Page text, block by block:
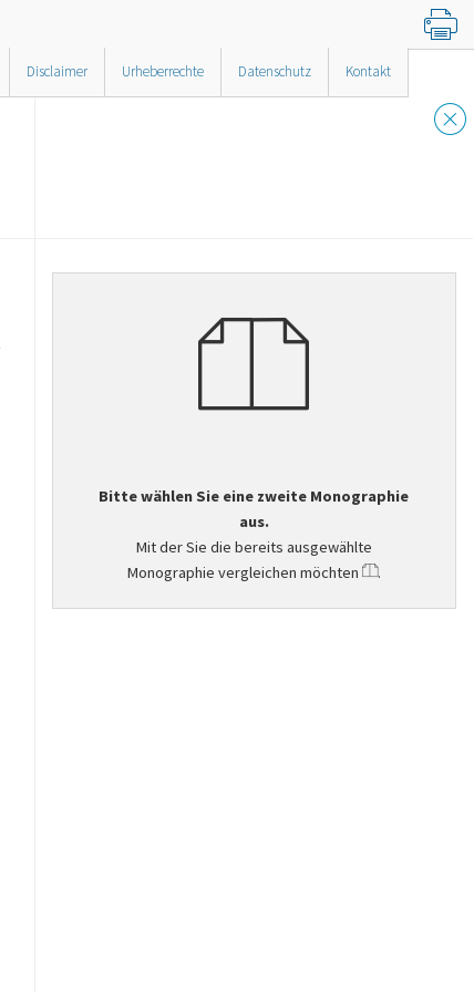
Disclaimer Urheberrechte Datenschutz Kontakt
Bitte wählen Sie eine zweite Monographie
aus.
Mit der Sie die bereits ausgewählte
Monographie vergleichen möchten
.